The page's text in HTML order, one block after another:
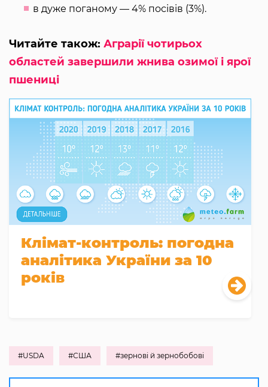
в дуже поганому — 4% посівів (3%).
Читайте також: Аграрії чотирьох
областей завершили жнива озимої і ярої
пшениці
Клімат-контроль: погодна
аналітика України за 10
років
#USDA #США #зернові й зернобобові